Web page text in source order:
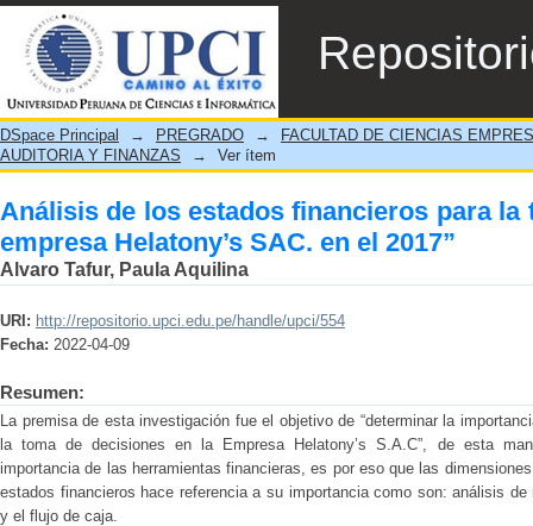
Análisis de los estados financieros para la
el 2017”
DSpace Principal → PREGRADO →
FACULTAD DE CIENCIAS
AUDITORIA Y FINANZAS
→ Ver ítem
Análisis de los estados financieros para la
empresa Helatony’s SAC. en el 2017”
Alvaro Tafur, Paula Aquilina
URI: http://repositorio.upci.edu.pe/handle/upci/554
Fecha: 2022-04-09
Resumen:
La premisa de esta investigación fue el objetivo de “determinar la
la toma de decisiones en la Empresa Helatony’s S.A.C”, de esta
importancia de las herramientas financieras, es por eso que las
estados financieros hace referencia a su importancia como son: análisis
y el flujo de caja.